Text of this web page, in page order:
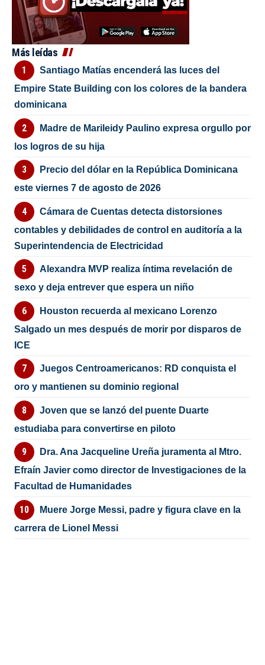
Más leídas
Santiago Matías encenderá las luces del
Empire State Building con los colores de la bandera
dominicana
Madre de Marileidy Paulino expresa orgullo por
los logros de su hija
Precio del dólar en la República Dominicana
este viernes 7 de agosto de 2026
Cámara de Cuentas detecta distorsiones
contables y debilidades de control en auditoría a la
Superintendencia de Electricidad
Alexandra MVP realiza íntima revelación de
sexo y deja entrever que espera un niño
Houston recuerda al mexicano Lorenzo
Salgado un mes después de morir por disparos de
ICE
Juegos Centroamericanos: RD conquista el
oro y mantienen su dominio regional
Joven que se lanzó del puente Duarte
estudiaba para convertirse en piloto
Dra. Ana Jacqueline Ureña juramenta al Mtro.
Efraín Javier como director de Investigaciones de la
Facultad de Humanidades
Muere Jorge Messi, padre y figura clave en la
carrera de Lionel Messi